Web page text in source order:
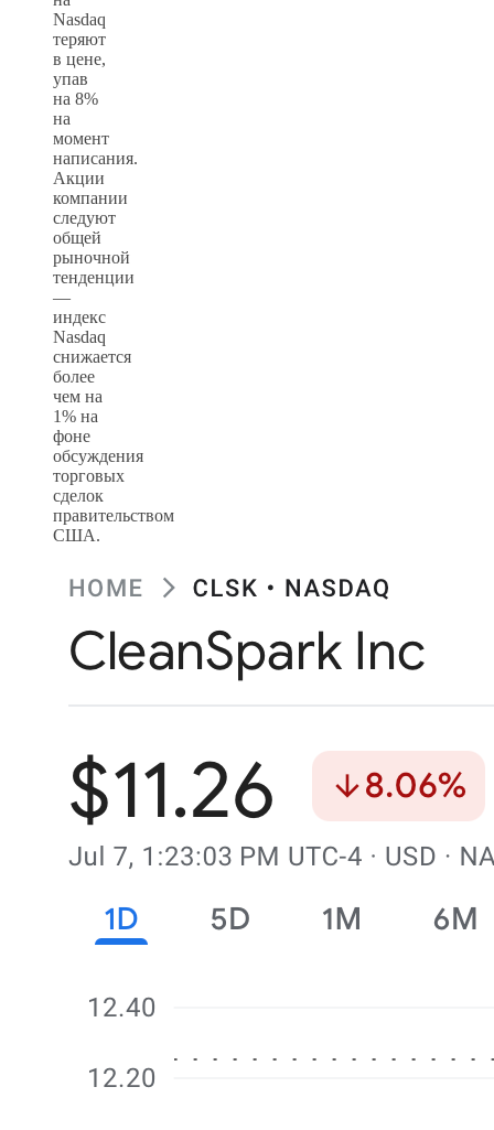
Nasdaq
теряют
в цене,
упав
на 8%
на
момент
написания.
Акции
компании
следуют
общей
рыночной
тенденции
—
индекс
Nasdaq
снижается
более
чем на
1% на
фоне
обсуждения
торговых
сделок
правительством
США.